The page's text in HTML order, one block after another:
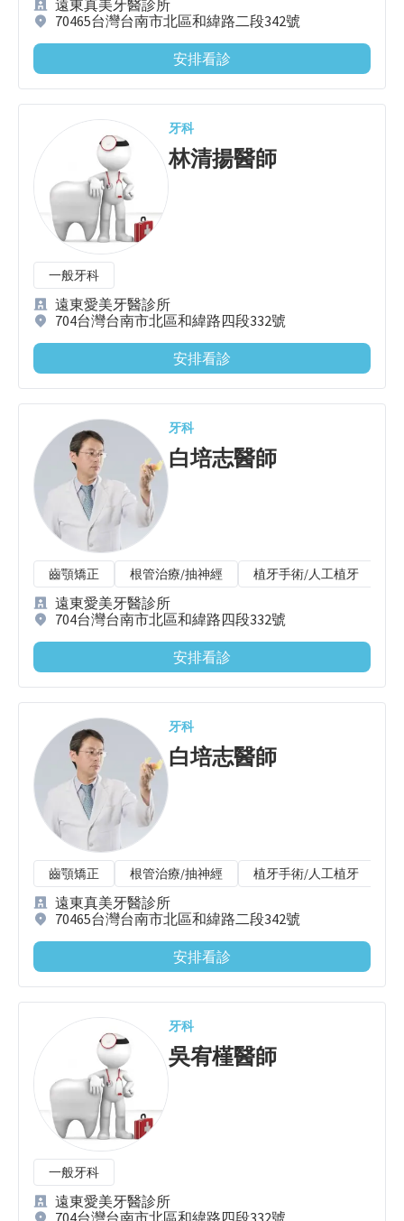
遠東真美牙醫診所
70465台灣台南市北區和緯路二段342號
安排看診
牙科
林清揚醫師
一般牙科
遠東愛美牙醫診所
704台灣台南市北區和緯路四段332號
安排看診
牙科
白培志醫師
齒顎矯正 根管治療/抽神經 植牙手術/人工植牙
遠東愛美牙醫診所
704台灣台南市北區和緯路四段332號
安排看診
牙科
白培志醫師
齒顎矯正 根管治療/抽神經 植牙手術/人工植牙
遠東真美牙醫診所
70465台灣台南市北區和緯路二段342號
安排看診
牙科
吳宥槿醫師
一般牙科
遠東愛美牙醫診所